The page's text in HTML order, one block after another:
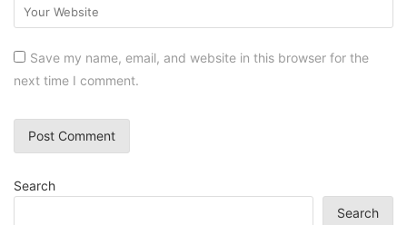
Save my name, email, and website in this browser for the
next time I comment.
Search
Search